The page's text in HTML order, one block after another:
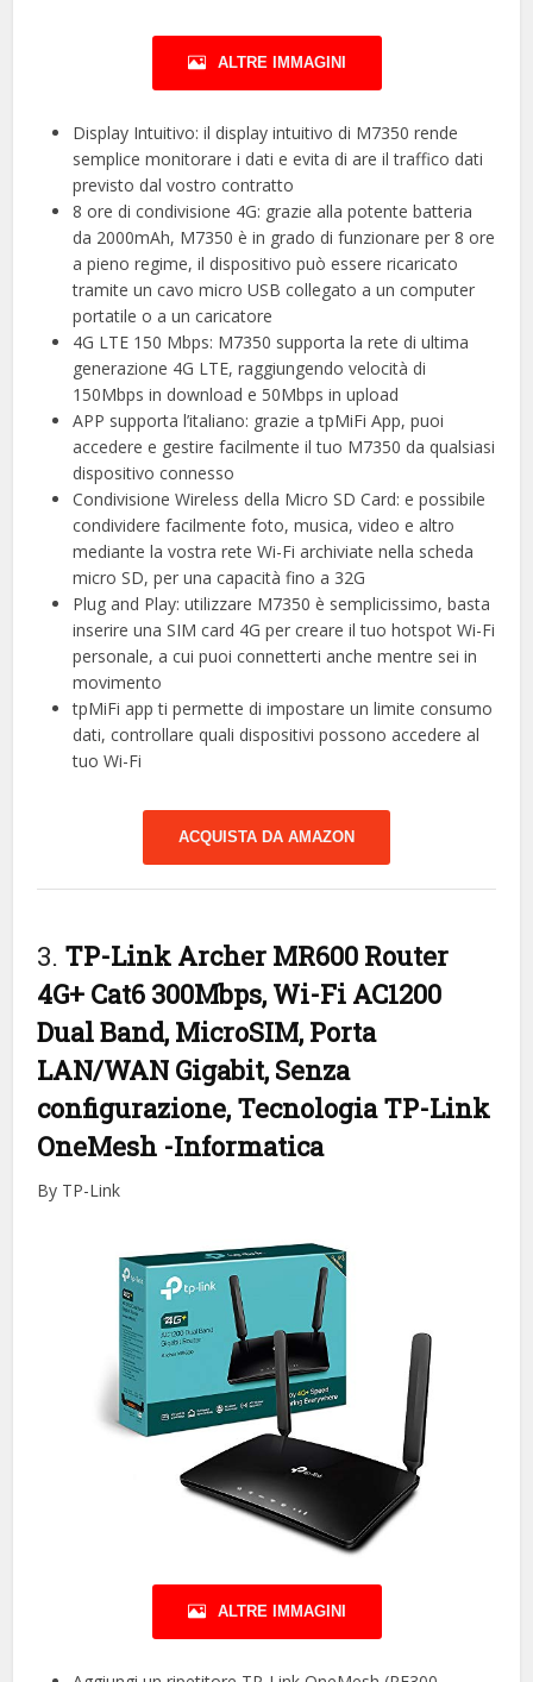
ALTRE IMMAGINI
Display Intuitivo: il display intuitivo di M7350 rende
semplice monitorare i dati e evita di are il traffico dati
previsto dal vostro contratto
8 ore di condivisione 4G: grazie alla potente batteria
da 2000mAh, M7350 è in grado di funzionare per 8 ore
a pieno regime, il dispositivo può essere ricaricato
tramite un cavo micro USB collegato a un computer
portatile o a un caricatore
4G LTE 150 Mbps: M7350 supporta la rete di ultima
generazione 4G LTE, raggiungendo velocità di
150Mbps in download e 50Mbps in upload
APP supporta l’italiano: grazie a tpMiFi App, puoi
accedere e gestire facilmente il tuo M7350 da qualsiasi
dispositivo connesso
Condivisione Wireless della Micro SD Card: e possibile
condividere facilmente foto, musica, video e altro
mediante la vostra rete Wi-Fi archiviate nella scheda
micro SD, per una capacità fino a 32G
Plug and Play: utilizzare M7350 è semplicissimo, basta
inserire una SIM card 4G per creare il tuo hotspot Wi-Fi
personale, a cui puoi connetterti anche mentre sei in
movimento
tpMiFi app ti permette di impostare un limite consumo
dati, controllare quali dispositivi possono accedere al
tuo Wi-Fi
ACQUISTA DA AMAZON
3. TP-Link Archer MR600 Router
4G+ Cat6 300Mbps, Wi-Fi AC1200
Dual Band, MicroSIM, Porta
LAN/WAN Gigabit, Senza
configurazione, Tecnologia TP-Link
OneMesh -Informatica
By TP-Link
ALTRE IMMAGINI